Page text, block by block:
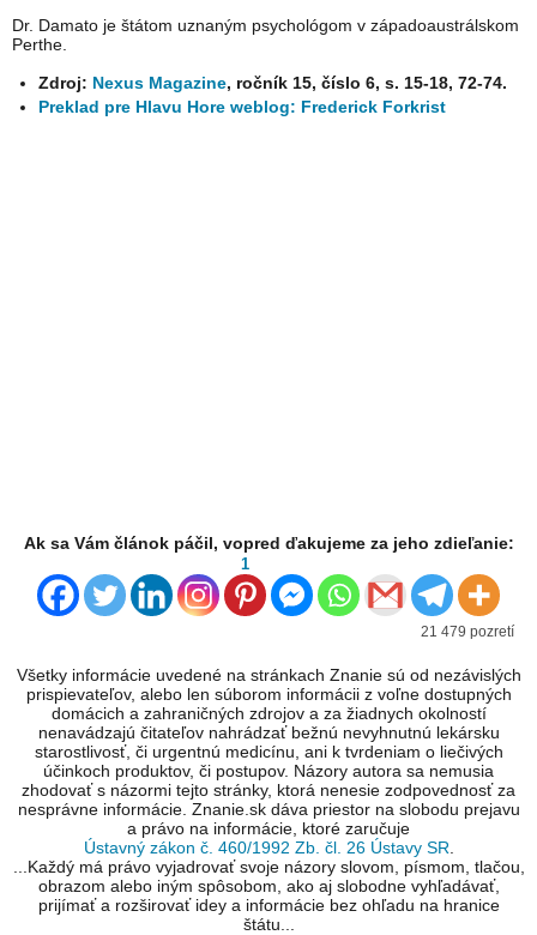
Dr. Damato je štátom uznaným psychológom v západoaustrálskom
Perthe.
Zdroj: Nexus Magazine, ročník 15, číslo 6, s. 15-18, 72-74.
Preklad pre Hlavu Hore weblog: Frederick Forkrist
Ak sa Vám článok páčil, vopred ďakujeme za jeho zdieľanie:
1
21 479 pozretí
Všetky informácie uvedené na stránkach Znanie sú od nezávislých
prispievateľov, alebo len súborom informácii z voľne dostupných
domácich a zahraničných zdrojov a za žiadnych okolností
nenavádzajú čitateľov nahrádzať bežnú nevyhnutnú lekársku
starostlivosť, či urgentnú medicínu, ani k tvrdeniam o liečivých
účinkoch produktov, či postupov. Názory autora sa nemusia
zhodovať s názormi tejto stránky, ktorá nenesie zodpovednosť za
nesprávne informácie. Znanie.sk dáva priestor na slobodu prejavu
a právo na informácie, ktoré zaručuje
Ústavný zákon č. 460/1992 Zb. čl. 26 Ústavy SR
...Každý má právo vyjadrovať svoje názory slovom, písmom, tlačou,
obrazom alebo iným spôsobom, ako aj slobodne vyhľadávať,
prijímať a rozširovať idey a informácie bez ohľadu na hranice
štátu...